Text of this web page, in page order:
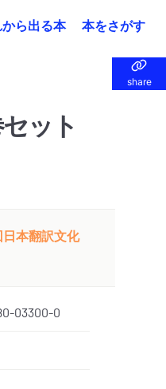
ら出る本 本をさがす
share
share
ット
本翻訳文化
03300-0